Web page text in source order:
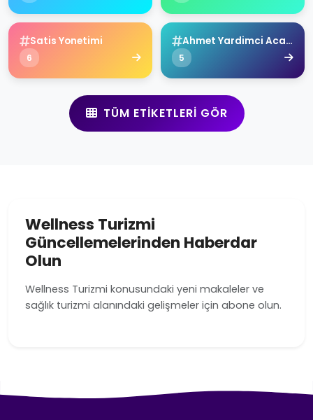
Satis Yonetimi
6
Ahmet Yardimci Academy
5
TÜM ETIKETLERI GÖR
Wellness Turizmi
Güncellemelerinden Haberdar
Olun
Wellness Turizmi konusundaki yeni makaleler ve
sağlık turizmi alanındaki gelişmeler için abone olun.